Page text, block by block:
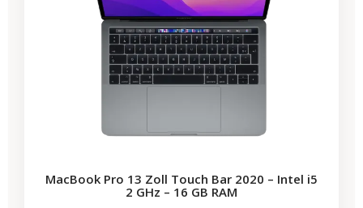
MacBook Pro 13 Zoll Touch Bar 2020 – Intel i5
2 GHz – 16 GB RAM